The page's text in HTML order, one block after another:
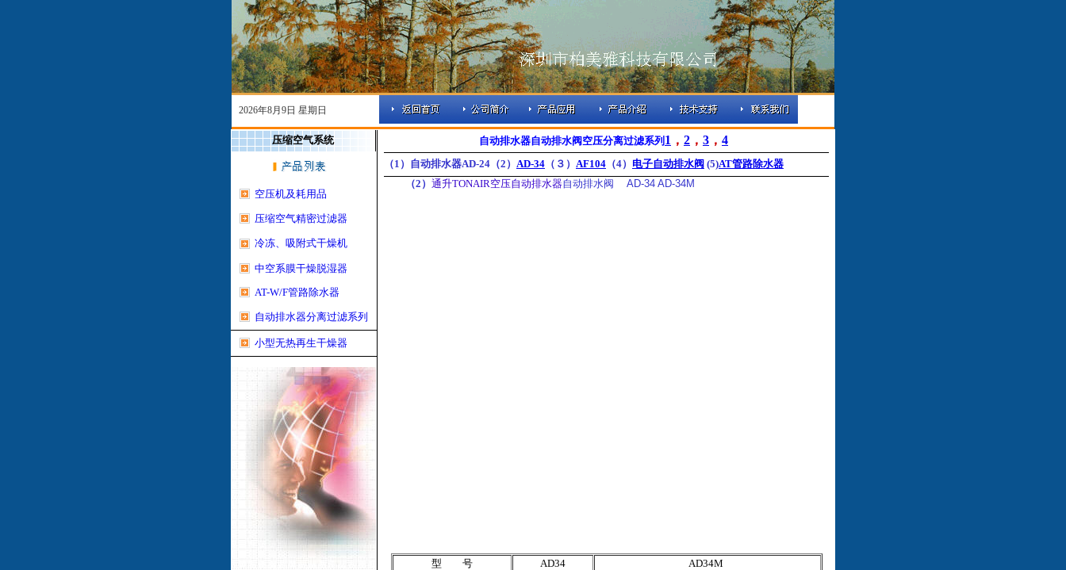
2026年8月9日 星期日
压缩空气系统
空压机及耗用品
压缩空气精密过滤器
冷冻、吸附式干燥机
中空系膜干燥脱湿器
AT-W/F管路除水器
自动排水器分离过滤系列
小型无热再生干燥器
自动排水器自动排水阀空压分离过滤系列 1 ， 2 ， 3 ， 4
（1）自动排水器AD-24（2） AD-34 （３） AF104 （4） 电子自动排水阀 (5)AT管路除水器
（2） 通升TONAIR空压自动排水器自动排水阀 AD-34 AD-34M
型 号 AD34
AD34M